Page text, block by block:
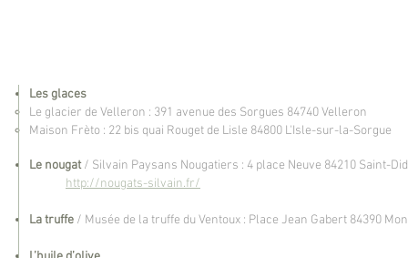
Les glaces
Le glacier de Velleron : 391 avenue des Sorgues 84740 Velleron
Maison Frèto : 22 bis quai Rouget de Lisle 84800 L'Isle-sur-la-Sorgue
Le nougat / Silvain Paysans Nougatiers : 4 place Neuve 84210 Saint-
http://nougats-silvain.fr/
La truffe / Musée de la truffe du Ventoux : Place Jean Gabert 84390